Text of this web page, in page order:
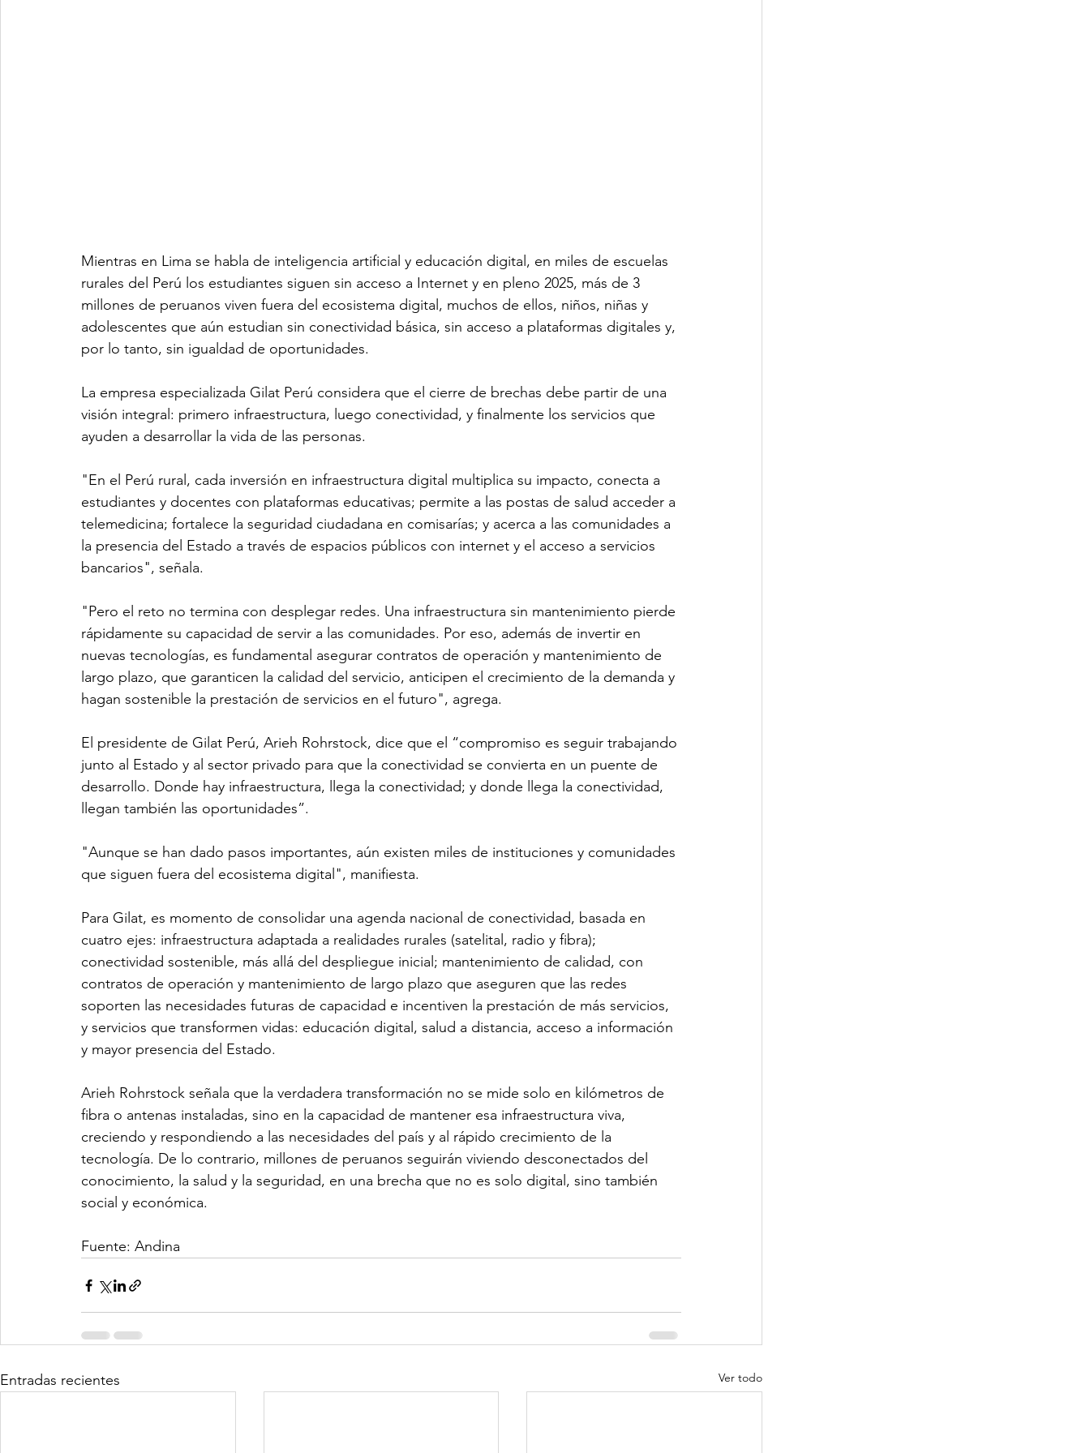
Mientras en Lima se habla de inteligencia artificial y educación digital, en miles de escuelas
rurales del Perú los estudiantes siguen sin acceso a Internet y en pleno 2025, más de 3
millones de peruanos viven fuera del ecosistema digital, muchos de ellos, niños, niñas y
adolescentes que aún estudian sin conectividad básica, sin acceso a plataformas digitales y,
por lo tanto, sin igualdad de oportunidades.
La empresa especializada Gilat Perú considera que el cierre de brechas debe partir de una
visión integral: primero infraestructura, luego conectividad, y finalmente los servicios que
ayuden a desarrollar la vida de las personas.
"En el Perú rural, cada inversión en infraestructura digital multiplica su impacto, conecta a
estudiantes y docentes con plataformas educativas; permite a las postas de salud acceder a
telemedicina; fortalece la seguridad ciudadana en comisarías; y acerca a las comunidades a
la presencia del Estado a través de espacios públicos con internet y el acceso a servicios
bancarios", señala.
"Pero el reto no termina con desplegar redes. Una infraestructura sin mantenimiento pierde
rápidamente su capacidad de servir a las comunidades. Por eso, además de invertir en
nuevas tecnologías, es fundamental asegurar contratos de operación y mantenimiento de
largo plazo, que garanticen la calidad del servicio, anticipen el crecimiento de la demanda y
hagan sostenible la prestación de servicios en el futuro", agrega.
El presidente de Gilat Perú, Arieh Rohrstock, dice que el “compromiso es seguir trabajando
junto al Estado y al sector privado para que la conectividad se convierta en un puente de
desarrollo. Donde hay infraestructura, llega la conectividad; y donde llega la conectividad,
llegan también las oportunidades”.
"Aunque se han dado pasos importantes, aún existen miles de instituciones y comunidades
que siguen fuera del ecosistema digital", manifiesta.
Para Gilat, es momento de consolidar una agenda nacional de conectividad, basada en
cuatro ejes: infraestructura adaptada a realidades rurales (satelital, radio y fibra);
conectividad sostenible, más allá del despliegue inicial; mantenimiento de calidad, con
contratos de operación y mantenimiento de largo plazo que aseguren que las redes
soporten las necesidades futuras de capacidad e incentiven la prestación de más servicios,
y servicios que transformen vidas: educación digital, salud a distancia, acceso a información
y mayor presencia del Estado.
Arieh Rohrstock señala que la verdadera transformación no se mide solo en kilómetros de
fibra o antenas instaladas, sino en la capacidad de mantener esa infraestructura viva,
creciendo y respondiendo a las necesidades del país y al rápido crecimiento de la
tecnología. De lo contrario, millones de peruanos seguirán viviendo desconectados del
conocimiento, la salud y la seguridad, en una brecha que no es solo digital, sino también
social y económica.
Fuente: Andina
Entradas recientes Ver todo